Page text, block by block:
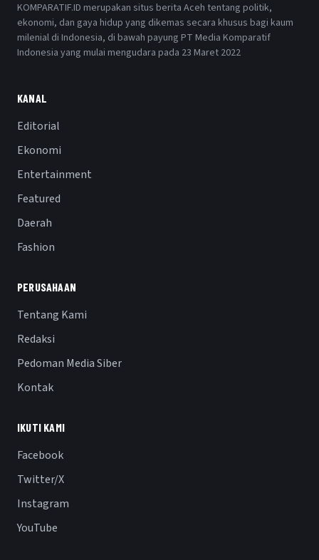
KOMPARATIF.ID merupakan situs berita Aceh tentang politik,
ekonomi, dan gaya hidup yang dikemas secara khusus bagi kaum
milenial di Indonesia, di bawah payung PT Media Komparatif
Indonesia yang mulai mengudara pada 23 Maret 2022
KANAL
Editorial
Ekonomi
Entertainment
Featured
Daerah
Fashion
PERUSAHAAN
Tentang Kami
Redaksi
Pedoman Media Siber
Kontak
IKUTI KAMI
Facebook
Twitter/X
Instagram
YouTube